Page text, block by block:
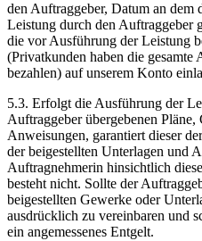
den Auftraggeber, Datum an dem
Leistung durch den Auftraggeber
die vor Ausführung der Leistung
(Privatkunden haben die gesamte
bezahlen) auf unserem Konto
5.3. Erfolgt die Ausführung der
Auftraggeber übergebenen
Anweisungen, garantiert dieser
der beigestellten Unterlagen und
Auftragnehmerin hinsichtlich
besteht nicht. Sollte der
beigestellten Gewerke oder
ausdrücklich zu vereinbaren und
ein angemessenes Entgelt.